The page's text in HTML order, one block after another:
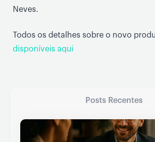
Neves.
Todos os detalhes sobre o novo
disponíveis aqui
Posts Recentes